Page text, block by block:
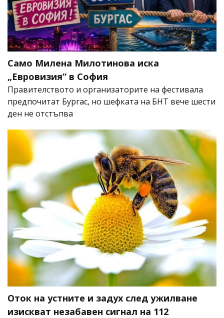
Само Милена Милотинова иска
„Евровизия“ в София
Правителството и организаторите на фестивала
предпочитат Бургас, но шефката на БНТ вече шести
ден не отстъпва
Оток на устните и задух след ужилване
изискват незабавен сигнал на 112